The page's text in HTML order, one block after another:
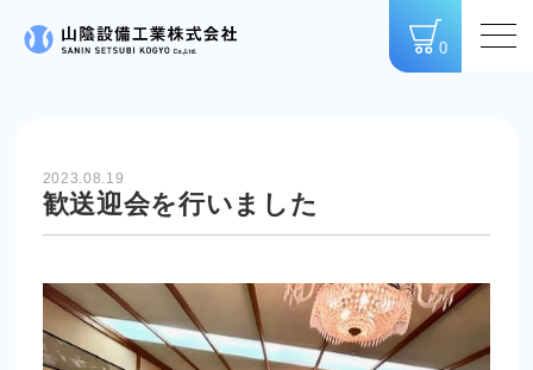
0
2023.08.19
歓送迎会を行いました